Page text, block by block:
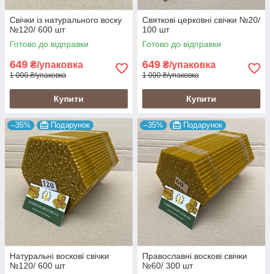
Свічки із натурального воску
№120/ 600 шт
Готово до відправки
649 ₴/упаковка
1 000 ₴/упаковка
Купити
Святкові церковні свічки №20/
100 шт
Готово до відправки
649 ₴/упаковка
1 000 ₴/упаковка
Купити
–35% Подарунок
Натуральні воскові свічки
№120/ 600 шт
–35% Подарунок
Православні воскові свічки
№60/ 300 шт